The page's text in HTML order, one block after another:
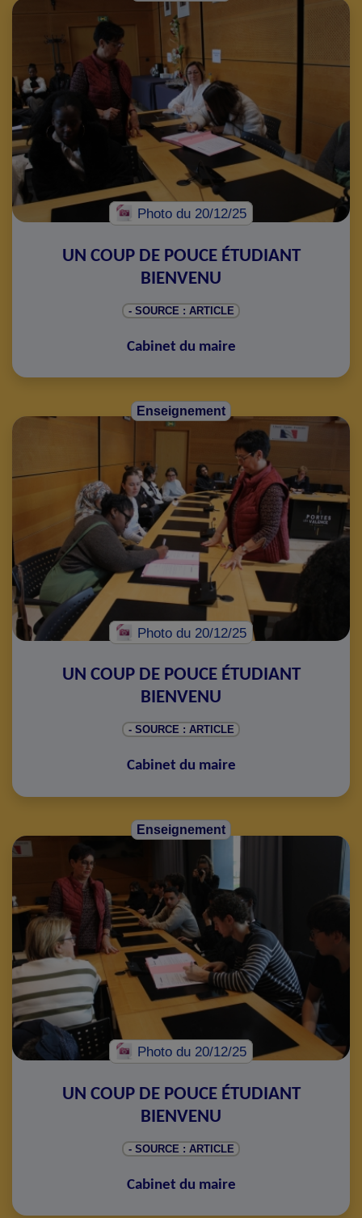
Photo du 20/12/25
UN COUP DE POUCE ÉTUDIANT
BIENVENU
- SOURCE : ARTICLE
Cabinet du maire
Enseignement
Photo du 20/12/25
UN COUP DE POUCE ÉTUDIANT
BIENVENU
- SOURCE : ARTICLE
Cabinet du maire
Enseignement
Photo du 20/12/25
UN COUP DE POUCE ÉTUDIANT
BIENVENU
- SOURCE : ARTICLE
Cabinet du maire